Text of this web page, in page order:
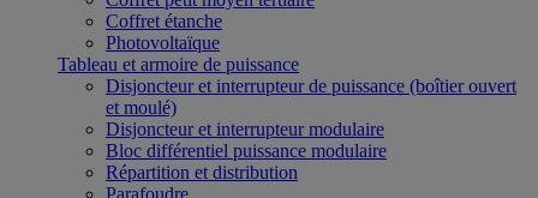
Coffret étanche
Photovoltaïque
Tableau et armoire de puissance
Disjoncteur et interrupteur de puissance (boîtier ouvert
et moulé)
Disjoncteur et interrupteur modulaire
Bloc différentiel puissance modulaire
Répartition et distribution
Parafoudre